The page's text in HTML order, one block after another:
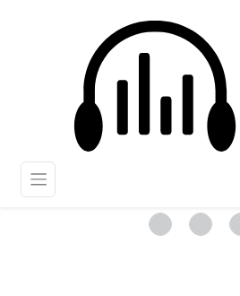
电影对白
正在为您搜索声音资源